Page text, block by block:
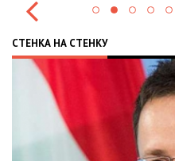
СТЕНКА НА СТЕНКУ